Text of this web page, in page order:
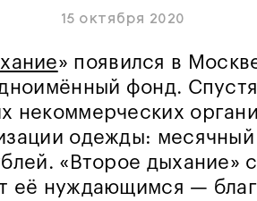
15 октября 2020
» появился в
фонд. Спустя
некоммерческих
одежды:
«Второе дыхание»
её нуждающимся —